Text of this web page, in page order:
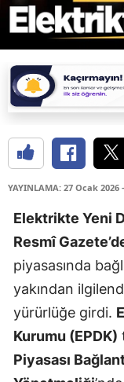
YAYINLAMA: 27 Ocak 2026
Elektrikte Yeni
Resmî
piyasasında
yakından
yürürlüğe girdi.
Kurumu (EPDK)
Piyasası